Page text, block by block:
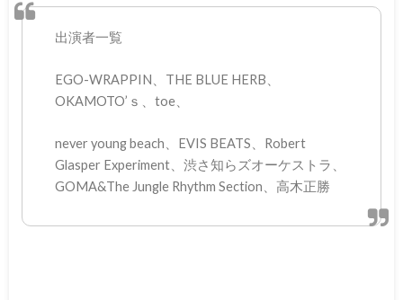
出演者一覧
EGO-WRAPPIN、THE BLUE HERB、
OKAMOTO’ｓ、toe、
never young beach、EVIS BEATS、Robert
Glasper Experiment、渋さ知らズオーケストラ、
GOMA&The Jungle Rhythm Section、高木正勝